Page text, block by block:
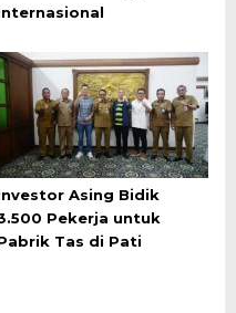
Asing Bidik
Pekerja untuk
Tas di Pati